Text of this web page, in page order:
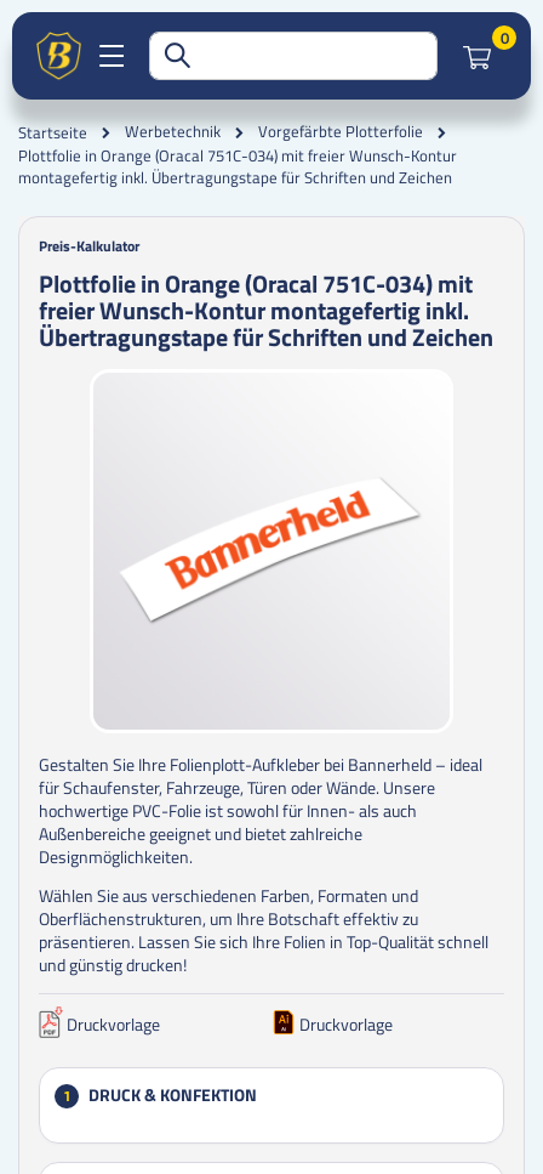
0
Startseite Werbetechnik
Vorgefärbte Plotterfolie
Plottfolie in Orange (Oracal 751C-034) mit freier Wunsch-Kontur
montagefertig inkl. Übertragungstape für Schriften und Zeichen
Preis-Kalkulator
Plottfolie in Orange (Oracal 751C-034) mit
freier Wunsch-Kontur montagefertig inkl.
Übertragungstape für Schriften und Zeichen
Gestalten Sie Ihre Folienplott-Aufkleber bei Bannerheld – ideal
für Schaufenster, Fahrzeuge, Türen oder Wände. Unsere
hochwertige PVC-Folie ist sowohl für Innen- als auch
Außenbereiche geeignet und bietet zahlreiche
Designmöglichkeiten.
Wählen Sie aus verschiedenen Farben, Formaten und
Oberflächenstrukturen, um Ihre Botschaft effektiv zu
präsentieren. Lassen Sie sich Ihre Folien in Top-Qualität schnell
und günstig drucken!
Druckvorlage Druckvorlage
1 DRUCK & KONFEKTION